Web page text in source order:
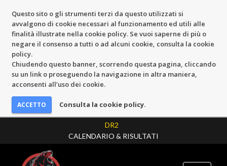
Questo sito o gli strumenti terzi da questo utilizzati si
avvalgono di cookie necessari al funzionamento ed utili alle
finalità illustrate nella cookie policy. Se vuoi saperne di più o
negare il consenso a tutti o ad alcuni cookie, consulta la cookie
policy.
Chiudendo questo banner, scorrendo questa pagina, cliccando
su un link o proseguendo la navigazione in altra maniera,
acconsenti all’uso dei cookie.
Consulta la cookie policy.
DR2
CALENDARIO & RISULTATI